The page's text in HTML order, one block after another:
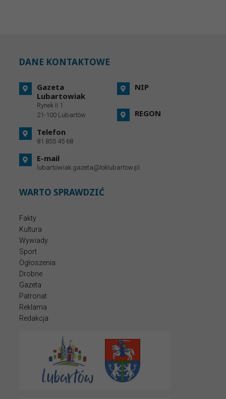
DANE KONTAKTOWE
Gazeta
Lubartowiak
Rynek II 1
21-100 Lubartów
Telefon
81 855 45 68
E-mail
lubartowiak.gazeta@loklubartow.pl
NIP
REGON
WARTO SPRAWDZIĆ
Fakty
Kultura
Wywiady
Sport
Ogłoszenia
Drobne
Gazeta
Patronat
Reklama
Redakcja